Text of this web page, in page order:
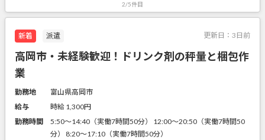
2/5件目
新着 派遣 更新日： 3日前
高岡市・未経験歓迎！ドリンク剤の秤量と梱包作
業
勤務地
富山県高岡市
給与
時給 1,300円
勤務時間
5:50～14:40（実働7時間50分） 12:00～20:50（実働7時間50
分） 8:20～17:10（実働7時間50分）